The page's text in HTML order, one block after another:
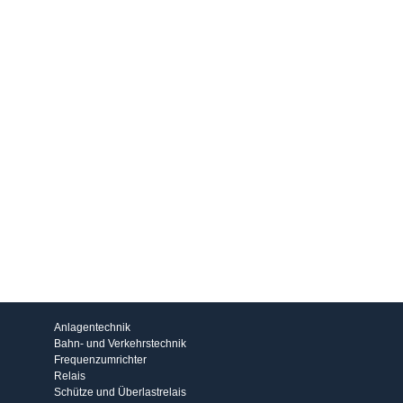
Anlagentechnik
Bahn- und Verkehrstechnik
Frequenzumrichter
Relais
Schütze und Überlastrelais